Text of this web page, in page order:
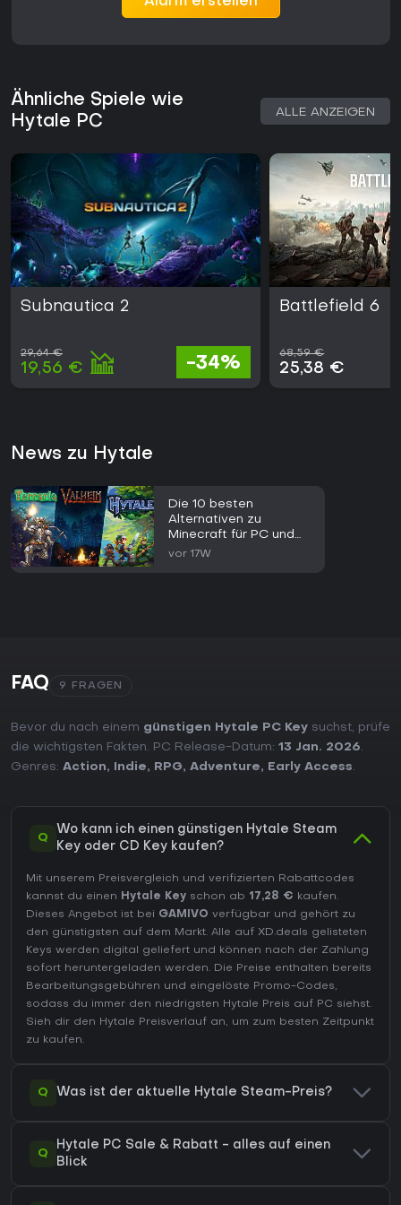
wie Mod-Server-Stabilität noch Feinschliff brauchen.
Es passt ideal zu denen, die Bauen und Kämpfen ohne
starre Vorgaben kombinieren möchten, vor allem in
prozeduralen Welten. Passt das zu dir, lohnt sich der Einstieg
Ähnliche Spiele wie
Hytale PC
ALLE ANZEIGEN
Subnautica 2
29,64 €
19,56 € -34%
Battlefield 6
68,59 €
25,38 €
News zu Hytale
Die 10 besten
Alternativen zu
Minecraft für PC und
Steam im Jahr 2026
vor 17W
FAQ 9 FRAGEN
Bevor du nach einem günstigen Hytale PC Key suchst, prüfe
die wichtigsten Fakten. PC Release-Datum: 13 Jan. 2026.
Genres: Action, Indie, RPG, Adventure, Early Access.
Q
Wo kann ich einen günstigen Hytale Steam
Key oder CD Key kaufen?
Mit unserem Preisvergleich und verifizierten Rabattcodes
kannst du einen Hytale Key schon ab 17,28 € kaufen.
Dieses Angebot ist bei GAMIVO verfügbar und gehört zu
den günstigsten auf dem Markt. Alle auf XD.deals gelisteten
Keys werden digital geliefert und können nach der Zahlung
sofort heruntergeladen werden. Die Preise enthalten bereits
Bearbeitungsgebühren und eingelöste Promo-Codes,
sodass du immer den niedrigsten Hytale Preis auf PC siehst.
Sieh dir den Hytale Preisverlauf an, um zum besten Zeitpunkt
zu kaufen.
Q Was ist der aktuelle Hytale Steam-Preis?
Q
Hytale PC Sale & Rabatt - alles auf einen
Blick